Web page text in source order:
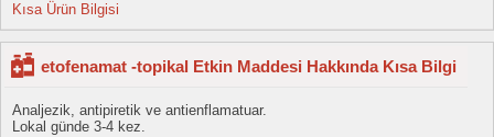
Kısa Ürün Bilgisi
etofenamat -topikal Etkin Maddesi Hakkında Kısa Bilgi
Analjezik, antipiretik ve antienflamatuar.
Lokal günde 3-4 kez.